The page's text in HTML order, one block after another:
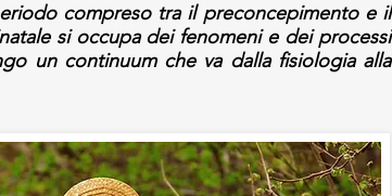
compreso tra il preconcepimento e il
si occupa dei fenomeni e dei processi
un continuum che va dalla fisiologia alla